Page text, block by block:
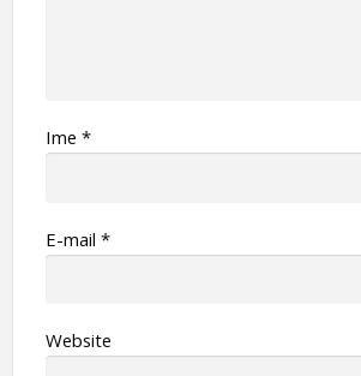
Ime *
Е-mail *
Website